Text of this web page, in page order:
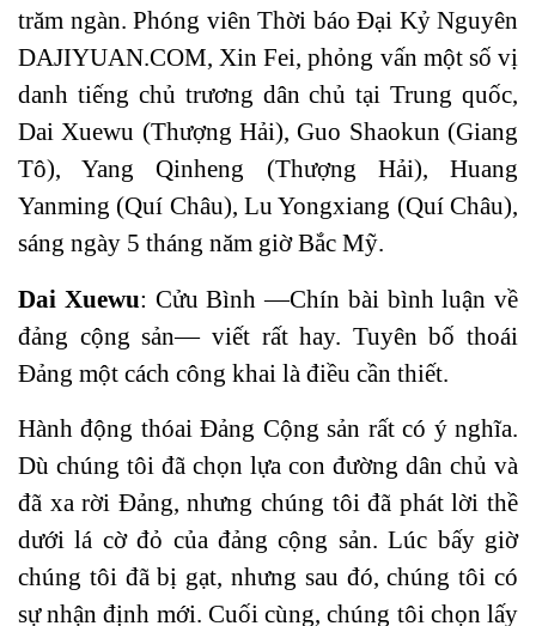
trăm ngàn. Phóng viên Thời báo Đại Kỷ Nguyên
DAJIYUAN.COM, Xin Fei, phỏng vấn một số vị
danh tiếng chủ trương dân chủ tại Trung quốc,
Dai Xuewu (Thượng Hải), Guo Shaokun (Giang
Tô), Yang Qinheng (Thượng Hải), Huang
Yanming (Quí Châu), Lu Yongxiang (Quí Châu),
sáng ngày 5 tháng năm giờ Bắc Mỹ.
Dai Xuewu: Cửu Bình —Chín bài bình luận về
đảng cộng sản— viết rất hay. Tuyên bố thoái
Đảng một cách công khai là điều cần thiết.
Hành động thóai Đảng Cộng sản rất có ý nghĩa.
Dù chúng tôi đã chọn lựa con đường dân chủ và
đã xa rời Đảng, nhưng chúng tôi đã phát lời thề
dưới lá cờ đỏ của đảng cộng sản. Lúc bấy giờ
chúng tôi đã bị gạt, nhưng sau đó, chúng tôi có
sự nhận định mới. Cuối cùng, chúng tôi chọn lấy